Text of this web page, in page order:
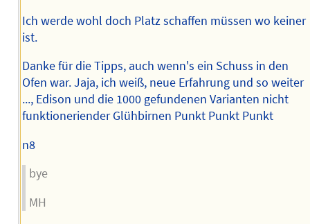
Ich werde wohl doch Platz schaffen müssen wo keiner
ist.
Danke für die Tipps, auch wenn's ein Schuss in den
Ofen war. Jaja, ich weiß, neue Erfahrung und so weiter
..., Edison und die 1000 gefundenen Varianten nicht
funktioneriender Glühbirnen Punkt Punkt Punkt
n8
bye
MH